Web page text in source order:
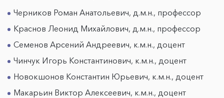
Черников Роман Анатольевич, д.м.н., профессор
Краснов Леонид Михайлович, д.м.н., профессор
Семенов Арсений Андреевич, к.м.н., доцент
Чинчук Игорь Константинович, к.м.н., доцент
Новокшонов Константин Юрьевич, к.м.н., доцент
Макарьин Виктор Алексеевич, к.м.н., доцент